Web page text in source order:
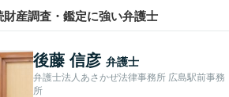
産調査・鑑定に強い弁護士
後藤 信彦 弁護士
弁護士法人あさかぜ法律事務所 広島駅前事務
所